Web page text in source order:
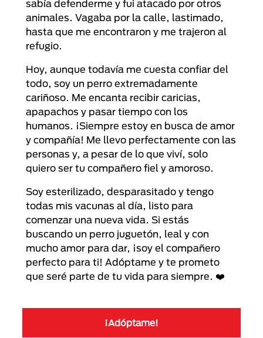
sabía defenderme y fui atacado por otros
animales. Vagaba por la calle, lastimado,
hasta que me encontraron y me trajeron al
refugio.
Hoy, aunque todavía me cuesta confiar del
todo, soy un perro extremadamente
cariñoso. Me encanta recibir caricias,
apapachos y pasar tiempo con los
humanos. ¡Siempre estoy en busca de amor
y compañía! Me llevo perfectamente con las
personas y, a pesar de lo que viví, solo
quiero ser tu compañero fiel y amoroso.
Soy esterilizado, desparasitado y tengo
todas mis vacunas al día, listo para
comenzar una nueva vida. Si estás
buscando un perro juguetón, leal y con
mucho amor para dar, ¡soy el compañero
perfecto para ti! Adóptame y te prometo
que seré parte de tu vida para siempre. ❤️
¡Adóptame!